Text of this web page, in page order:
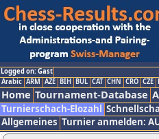
Logged on: Gast
Arabic ARM AZE BIH BUL CAT CHN CRO CZE
Home Tournament-Database
Turnierschach-Elozahl
Allgemeines Turnier anmelden: